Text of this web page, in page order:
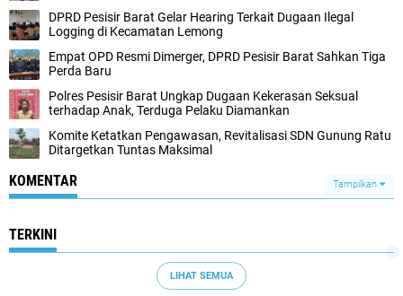
DPRD Pesisir Barat Gelar Hearing Terkait Dugaan Ilegal
Logging di Kecamatan Lemong
‎Empat OPD Resmi Dimerger, DPRD Pesisir Barat Sahkan Tiga
Perda Baru
Polres Pesisir Barat Ungkap Dugaan Kekerasan Seksual
terhadap Anak, Terduga Pelaku Diamankan ‎ ‎
Komite Ketatkan Pengawasan, Revitalisasi SDN Gunung Ratu
Ditargetkan Tuntas Maksimal
KOMENTAR Tampilkan
TERKINI
LIHAT SEMUA